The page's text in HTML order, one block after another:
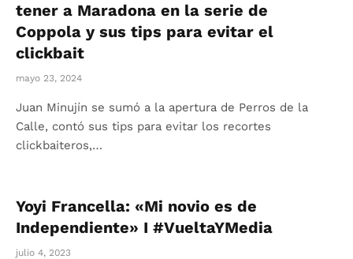
tener a Maradona en la serie de
Coppola y sus tips para evitar el
clickbait
mayo 23, 2024
Juan Minujín se sumó a la apertura de Perros de la
Calle, contó sus tips para evitar los recortes
clickbaiteros,…
Yoyi Francella: «Mi novio es de
Independiente» I #VueltaYMedia
julio 4, 2023